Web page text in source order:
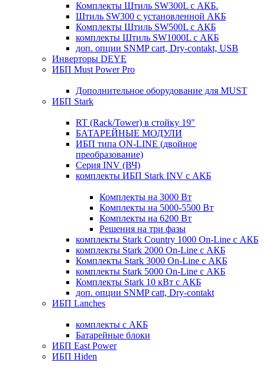
Комплекты Штиль SW300L с АКБ.
Штиль SW300 с установленной АКБ
Комплекты Штиль SW500L с АКБ
комплекты Штиль SW1000L с АКБ
доп. опции SNMP cart, Dry-contakt, USB
Инверторы DEYE
ИБП Must Power Pro
Дополнительное оборудование для MUST
ИБП Stark
RT (Rack/Tower) в стойку 19"
БАТАРЕЙНЫЕ МОДУЛИ
ИБП типа ON-LINE (двойное
преобразование)
Серия INV (ВЧ)
комплекты ИБП Stark INV с АКБ
Комплекты на 3000 Вт
Комплекты на 5000-5500 Вт
Комплекты на 6200 Вт
Решения на три фазы
комплекты Stark Country 1000 On-Line с АКБ
комплекты Stark 2000 On-Line с АКБ
Комплекты Stark 3000 On-Line с АКБ
комплекты Stark 5000 On-Line с АКБ
Комплекты Stark 10 кВт с АКБ
доп. опции SNMP catt, Dry-contakt
ИБП Lanches
комплекты с АКБ
Батарейные блоки
ИБП East Power
ИБП Hiden